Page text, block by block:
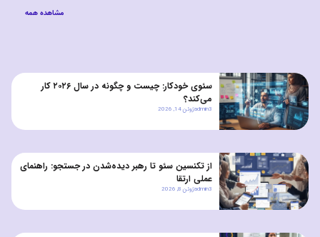
مشاهده همه
سئوی خودکار: چیست و چگونه در سال ۲۰۲۶ کار
می‌کند؟
admin3ژوئن 14, 2026
از تکنسین سئو تا رهبر دیده‌شدن در جستجو: راهنمای
عملی ارتقا
admin3ژوئن 8, 2026